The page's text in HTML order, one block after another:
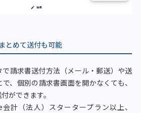
とめて送付も可能
請求書送付方法（メール・郵送）や送
、個別の請求書画面を開かなくても、
ができます。
計（法人）スタータープラン以上、